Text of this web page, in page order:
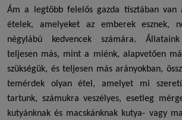
Ám a legtöbb felelős gazda tisztában van
ételek, amelyeket az emberek esznek,
négylábú kedvencek számára. Állataink
teljesen más, mint a miénk, alapvetően
szükségük, és teljesen más arányokban,
temérdek olyan étel, amelyet mi
tartunk, számukra veszélyes, esetleg
kutyánknak és macskánknak kutya- vagy